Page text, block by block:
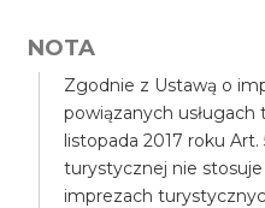
NOTA
Zgodnie z Ustawą o
powiązanych
listopada 2017 roku Art.
turystycznej nie
imprezach